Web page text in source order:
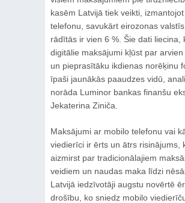
kasēm Latvijā tiek veikti,
telefonu, savukārt eirozonas
rādītās ir vien 6 %. Šie dati liecina,
digitālie maksājumi kļūst par
un pieprasītāku ikdienas norēķinu
īpaši jaunākās paaudzes vidū,
norāda Luminor bankas finanšu
Jekaterina Ziniča.
Maksājumi ar mobilo telefonu vai
viedierīci ir ērts un ātrs risinājums,
aizmirst par tradicionālajiem
veidiem un naudas maka līdzi
Latvijā iedzīvotāji augstu novērtē
drošību, ko sniedz mobilo